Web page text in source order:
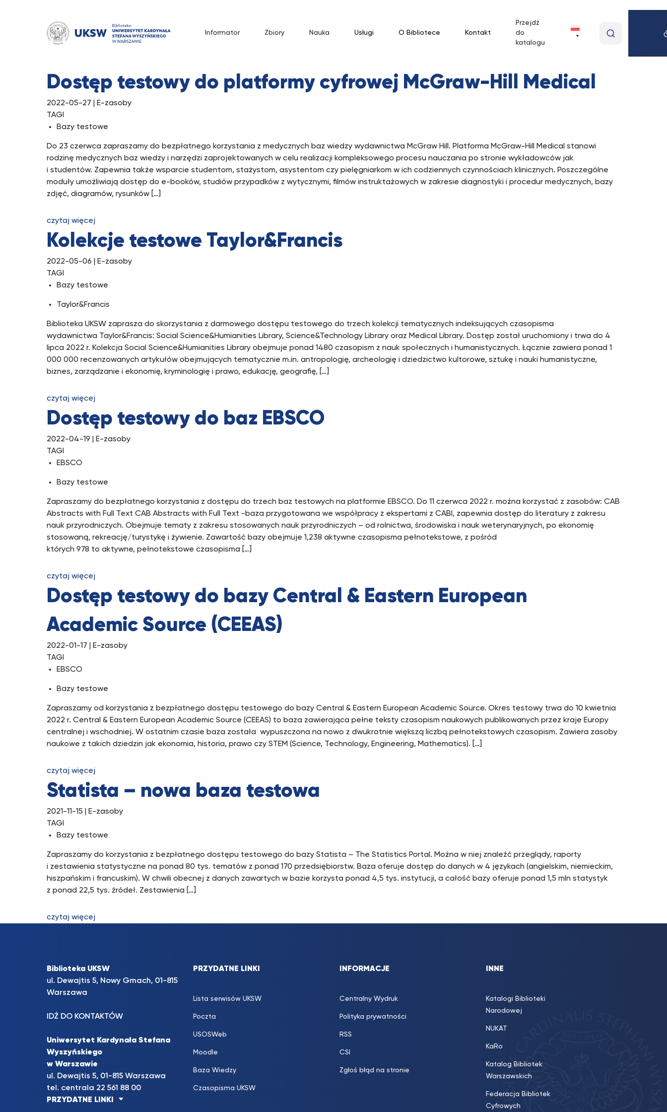
Informator Zbiory Nauka Usługi O Bibliotece Kontakt
Przejdź
do
katalogu
Dostęp testowy do platformy cyfrowej McGraw-Hill Medical
2022-05-27 | E-zasoby
TAGI
Bazy testowe
Do 23 czerwca zapraszamy do bezpłatnego korzystania z medycznych baz wiedzy wydawnictwa McGraw Hill. Platforma McGraw-Hill Medical stanowi
rodzinę medycznych baz wiedzy i narzędzi zaprojektowanych w celu realizacji kompleksowego procesu nauczania po stronie wykładowców jak
i studentów. Zapewnia także wsparcie studentom, stażystom, asystentom czy pielęgniarkom w ich codziennych czynnościach klinicznych. Poszczególne
moduły umożliwiają dostęp do e-booków, studiów przypadków z wytycznymi, filmów instruktażowych w zakresie diagnostyki i procedur medycznych, bazy
zdjęć, diagramów, rysunków […]
czytaj więcej
Kolekcje testowe Taylor&Francis
2022-05-06 | E-zasoby
TAGI
Bazy testowe
Taylor&Francis
Biblioteka UKSW zaprasza do skorzystania z darmowego dostępu testowego do trzech kolekcji tematycznych indeksujących czasopisma
wydawnictwa Taylor&Francis: Social Science&Humianities Library, Science&Technology Library oraz Medical Library. Dostęp został uruchomiony i trwa do 4
lipca 2022 r. Kolekcja Social Science&Humianities Library obejmuje ponad 1480 czasopism z nauk społecznych i humanistycznych. Łącznie zawiera ponad 1
000 000 recenzowanych artykułów obejmujących tematycznie m.in. antropologię, archeologię i dziedzictwo kultorowe, sztukę i nauki humanistyczne,
biznes, zarządzanie i ekonomię, kryminologię i prawo, edukację, geografię, […]
czytaj więcej
Dostęp testowy do baz EBSCO
2022-04-19 | E-zasoby
TAGI
EBSCO
Bazy testowe
Zapraszamy do bezpłatnego korzystania z dostępu do trzech baz testowych na platformie EBSCO. Do 11 czerwca 2022 r. można korzystać z zasobów: CAB
Abstracts with Full Text CAB Abstracts with Full Text -baza przygotowana we współpracy z ekspertami z CABI, zapewnia dostęp do literatury z zakresu
nauk przyrodniczych. Obejmuje tematy z zakresu stosowanych nauk przyrodniczych – od rolnictwa, środowiska i nauk weterynaryjnych, po ekonomię
stosowaną, rekreację/turystykę i żywienie. Zawartość bazy obejmuje 1,238 aktywne czasopisma pełnotekstowe, z pośród
których 978 to aktywne, pełnotekstowe czasopisma […]
czytaj więcej
Dostęp testowy do bazy Central & Eastern European
Academic Source (CEEAS)
2022-01-17 | E-zasoby
TAGI
EBSCO
Bazy testowe
Zapraszamy od korzystania z bezpłatnego dostępu testowego do bazy Central & Eastern European Academic Source. Okres testowy trwa do 10 kwietnia
2022 r. Central & Eastern European Academic Source (CEEAS) to baza zawierająca pełne teksty czasopism naukowych publikowanych przez kraje Europy
centralnej i wschodniej. W ostatnim czasie baza została wypuszczona na nowo z dwukrotnie większą liczbą pełnotekstowych czasopism. Zawiera zasoby
naukowe z takich dziedzin jak ekonomia, historia, prawo czy STEM (Science, Technology, Engineering, Mathematics). […]
czytaj więcej
Statista – nowa baza testowa
2021-11-15 | E-zasoby
TAGI
Bazy testowe
Zapraszamy do korzystania z bezpłatnego dostępu testowego do bazy Statista – The Statistics Portal. Można w niej znaleźć przeglądy, raporty
i zestawienia statystyczne na ponad 80 tys. tematów z ponad 170 przedsiębiorstw. Baza oferuje dostęp do danych w 4 językach (angielskim, niemieckim,
hiszpańskim i francuskim). W chwili obecnej z danych zawartych w bazie korzysta ponad 4,5 tys. instytucji, a całość bazy oferuje ponad 1,5 mln statystyk
z ponad 22,5 tys. źródeł. Zestawienia […]
czytaj więcej
Biblioteka UKSW
ul. Dewajtis 5, Nowy Gmach, 01-815
Warszawa
IDŹ DO KONTAKTÓW
Uniwersytet Kardynała Stefana
Wyszyńskiego
w Warszawie
ul. Dewajtis 5, 01-815 Warszawa
tel. centrala 22 561 88 00
PRZYDATNE LINKI
PRZYDATNE LINKI
Lista serwisów UKSW
Poczta
USOSWeb
Moodle
Baza Wiedzy
Czasopisma UKSW
INFORMACJE
Centralny Wydruk
Polityka prywatności
RSS
CSI
Zgłoś błąd na stronie
INNE
Katalogi Biblioteki
Narodowej
NUKAT
KaRo
Katalog Bibliotek
Warszawskich
Federacja Bibliotek
Cyfrowych